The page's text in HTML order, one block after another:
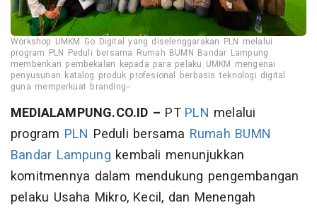
Workshop UMKM Go Digital yang diselenggarakan PLN melalui
program PLN Peduli bersama Rumah BUMN Bandar Lampung
memberikan pembekalan kepada para pelaku UMKM mengenai
penyusunan katalog produk profesional berbasis teknologi digital
guna memperkuat branding--
MEDIALAMPUNG.CO.ID – PT PLN melalui
program PLN Peduli bersama Rumah BUMN
Bandar Lampung kembali menunjukkan
komitmennya dalam mendukung pengembangan
pelaku Usaha Mikro, Kecil, dan Menengah